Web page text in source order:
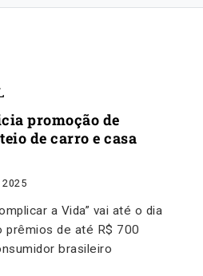
promoção de
de carro e casa
2025
a Vida” vai até o dia
de até R$ 700
brasileiro